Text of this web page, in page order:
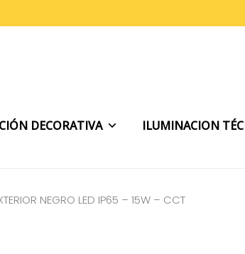
DECORATIVA ILUMINACION
NEGRO LED IP65 – 15W – CCT